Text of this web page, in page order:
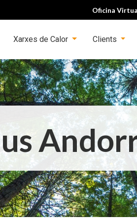
Oficina
Xarxes de Calor Clients